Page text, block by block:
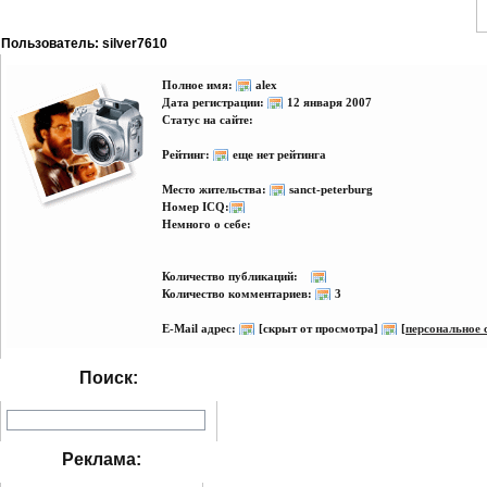
Пользователь: silver7610
Полное имя:
alex
Дата регистрации:
12 января 2007
Статус на сайте:
Рейтинг: еще нет рейтинга
Место жительства:
sanct-peterburg
Номер ICQ:
Немного о себе:
Количество публикаций:
Количество комментариев:
3
E-Mail адрес: [скрыт от просмотра] [персональное
Поиск:
Реклама: